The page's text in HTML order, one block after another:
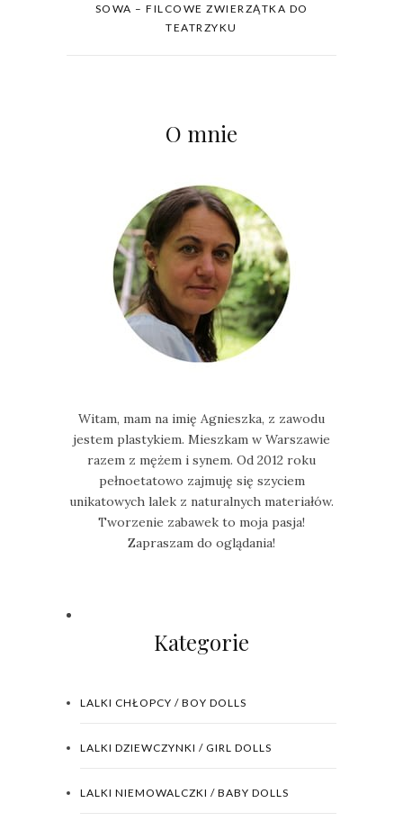
SOWA – FILCOWE ZWIERZĄTKA DO
TEATRZYKU
O mnie
Witam, mam na imię Agnieszka, z zawodu
jestem plastykiem. Mieszkam w Warszawie
razem z mężem i synem. Od 2012 roku
pełnoetatowo zajmuję się szyciem
unikatowych lalek z naturalnych materiałów.
Tworzenie zabawek to moja pasja!
Zapraszam do oglądania!
Kategorie
LALKI CHŁOPCY / BOY DOLLS
LALKI DZIEWCZYNKI / GIRL DOLLS
LALKI NIEMOWALCZKI / BABY DOLLS